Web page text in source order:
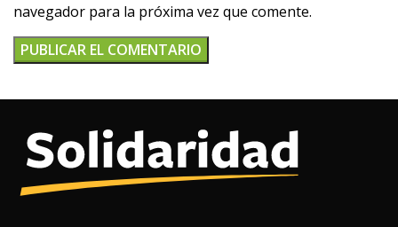
navegador para la próxima vez que comente.